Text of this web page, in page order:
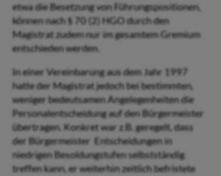
etwa die Besetzung von Führungspositionen,
können nach § 70 (2) HGO durch den
Magistrat zudem nur im gesamtem Gremium
entschieden werden.
In einer Vereinbarung aus dem Jahr 1997
hatte der Magistrat jedoch bei bestimmten,
weniger bedeutsamen Angelegenheiten die
Personalentscheidung auf den Bürgermeister
übertragen. Konkret war z.B. geregelt, dass
der Bürgermeister Entscheidungen in
niedrigen Besoldungstufen selbstständig
treffen kann, er weiterhin zeitlich befristete